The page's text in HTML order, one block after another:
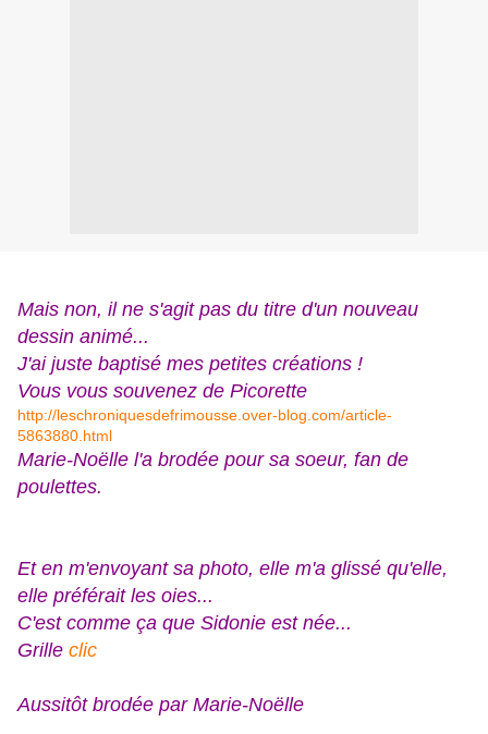
Mais non, il ne s'agit pas du titre d'un nouveau
dessin animé...
J'ai juste baptisé mes petites créations !
Vous vous souvenez de Picorette
http://leschroniquesdefrimousse.over-blog.com/article-
5863880.html
Marie-Noëlle l'a brodée pour sa soeur, fan de
poulettes.
Et en m'envoyant sa photo, elle m'a glissé qu'elle,
elle préférait les oies...
C'est comme ça que Sidonie est née...
Grille clic
Aussitôt brodée par Marie-Noëlle